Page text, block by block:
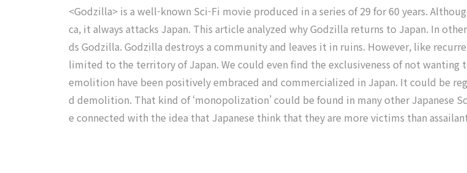
<Godzilla> is a well-known Sci-Fi movie produced in a series of 29 for 60 years.
ca, it always attacks Japan. This article analyzed why Godzilla returns to Japan. In
ds Godzilla. Godzilla destroys a community and leaves it in ruins. However, like
limited to the territory of Japan. We could even find the exclusiveness of not wanting
emolition have been positively embraced and commercialized in Japan. It could be
d demolition. That kind of ‘monopolization’ could be found in many other Japanese
e connected with the idea that Japanese think that they are more victims than